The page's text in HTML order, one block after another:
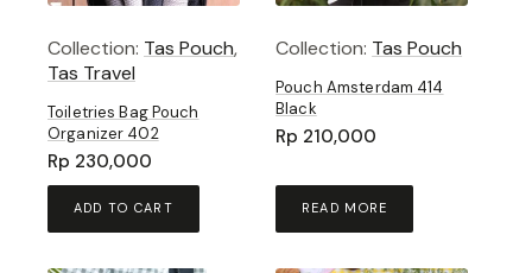
Collection: Tas Pouch,
Tas Travel
Toiletries Bag Pouch
Organizer 402
Rp 230,000
ADD TO CART
Collection: Tas Pouch
Pouch Amsterdam 414
Black
Rp 210,000
READ MORE